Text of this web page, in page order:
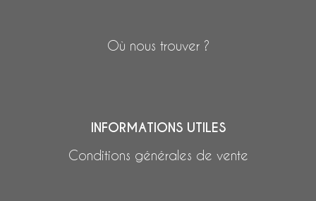
Où nous trouver ?
INFORMATIONS UTILES
Conditions générales de vente